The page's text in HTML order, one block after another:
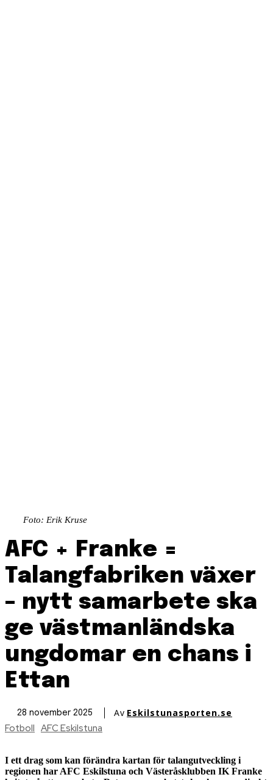
Foto: Erik Kruse
AFC + Franke =
Talangfabriken växer
– nytt samarbete ska
ge västmanländska
ungdomar en chans i
Ettan
28 november 2025 Av Eskilstunasporten.se
Fotboll AFC Eskilstuna
I ett drag som kan förändra kartan för talangutveckling i
regionen har AFC Eskilstuna och Västeråsklubben IK Franke